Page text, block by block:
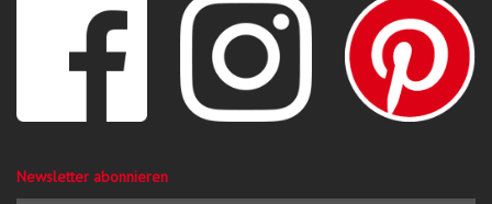
Newsletter abonnieren